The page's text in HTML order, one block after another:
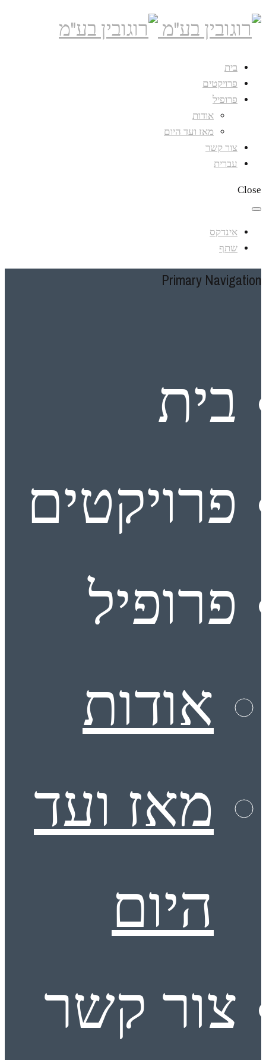
בית
פרויקטים
פרופיל
אודות
מאז ועד היום
צור קשר
עברית
Close
אינדקס
שתף
Primary Navigation
בית
פרויקטים
פרופיל
אודות
מאז ועד
היום
צור קשר